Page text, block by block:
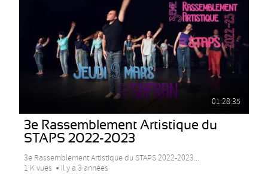
01:28:35
3e Rassemblement Artistique du
STAPS 2022-2023
3e Rassemblement Artistique du STAPS 2022-2023...
1 K vues
Il y a 3 années